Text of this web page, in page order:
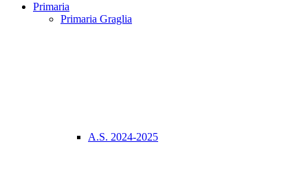
Primaria
Primaria Graglia
A.S. 2024-2025